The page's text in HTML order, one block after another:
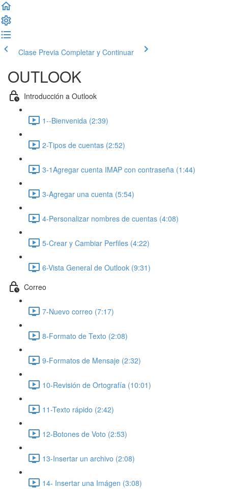
Clase Previa Completar y Continuar
OUTLOOK
Introducción a Outlook
1--Bienvenida (2:39)
2-Tipos de cuentas (2:52)
3-1Agregar cuenta IMAP con contraseña (1:44)
3-Agregar una cuenta (5:54)
4-Personalizar nombres de cuentas (4:08)
5-Crear y Cambiar Perfiles (4:22)
6-Vista General de Outlook (9:31)
Correo
7-Nuevo correo (7:17)
8-Formato de Texto (2:08)
9-Formatos de Mensaje (2:32)
10-Revisión de Ortografía (10:01)
11-Texto rápido (2:42)
12-Botones de Voto (2:53)
13-Insertar un archivo (2:08)
14- Insertar una Imágen (3:08)